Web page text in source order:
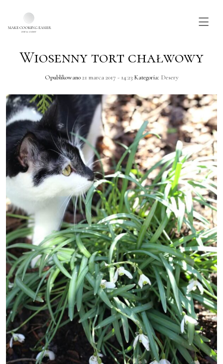
Skip to main content
Wiosenny tort chałwowy
Opublikowano21 marca 2017 - 14:23Kategoria: Desery